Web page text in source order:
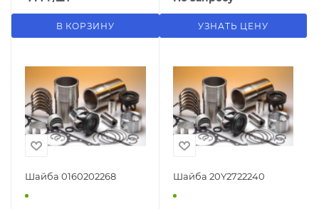
В КОРЗИНУ УЗНАТЬ ЦЕНУ
Шайба 0160202268 Шайба 20Y2722240